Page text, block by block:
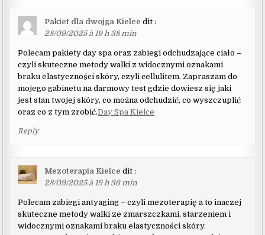
Pakiet dla dwojga Kielce dit :
28/09/2025 à 19 h 38 min
Polecam pakiety day spa oraz zabiegi odchudzające ciało –
czyli skuteczne metody walki z widocznymi oznakami
braku elastyczności skóry, czyli cellulitem. Zapraszam do
mojego gabinetu na darmowy test gdzie dowiesz się jaki
jest stan twojej skóry, co można odchudzić, co wyszczuplić
oraz co z tym zrobić.Day Spa Kielce
Reply
Mezoterapia Kielce dit :
28/09/2025 à 19 h 36 min
Polecam zabiegi antyaging – czyli mezoterapię a to inaczej
skuteczne metody walki ze zmarszczkami, starzeniem i
widocznymi oznakami braku elastyczności skóry.